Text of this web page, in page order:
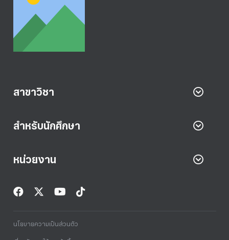
สาขาวิชา
สำหรับนักศึกษา
หน่วยงาน
นโยบายความเป็นส่วนตัว